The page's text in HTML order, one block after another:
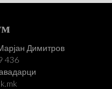
Димитров
436